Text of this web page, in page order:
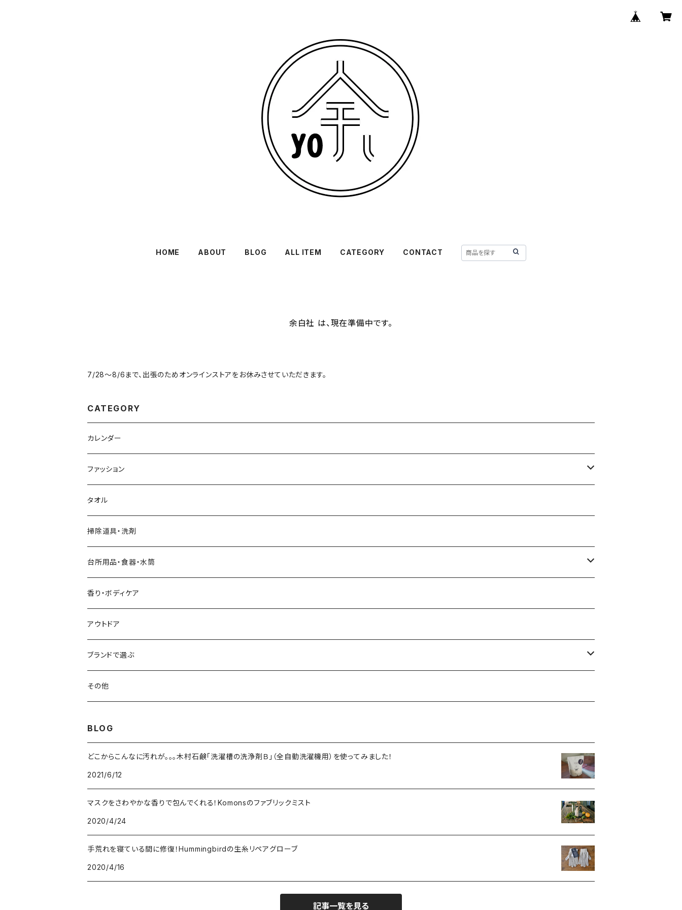
HOME ABOUT BLOG ALL ITEM CATEGORY CONTACT
余白社 は、現在準備中です。
7/28～8/6まで、出張のためオンラインストアをお休みさせていただきます。
CATEGORY
カレンダー
ファッション
靴下
靴下（春夏）
靴下（秋冬）
手・首・おなか周り
バッグ・トートバッグ
タオル
掃除道具・洗剤
台所用品・食器・水筒
カトラリー
食器
台所用品
水筒
香り・ボディケア
アウトドア
ブランドで選ぶ
木村石鹸
SHOE SHAME /シューシェイム
SHINTO TOWEL / 神藤タオル
SUBU / スブ
その他
BLOG
どこからこんなに汚れが。。。木村石鹸「洗濯槽の洗浄剤Ｂ」（全自動洗濯機用）を使ってみました！
2021/6/12
マスクをさわやかな香りで包んでくれる！Komonsのファブリックミスト
2020/4/24
手荒れを寝ている間に修復！Hummingbirdの生糸リペアグローブ
2020/4/16
記事一覧を見る